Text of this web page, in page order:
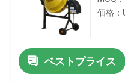
価格：
ベストプライス